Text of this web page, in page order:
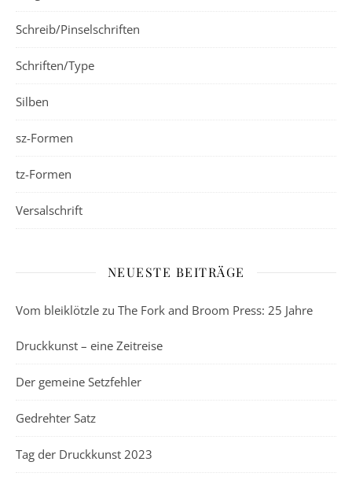
Schreib/Pinselschriften
Schriften/Type
Silben
sz-Formen
tz-Formen
Versalschrift
NEUESTE BEITRÄGE
Vom bleiklötzle zu The Fork and Broom Press: 25 Jahre
Druckkunst – eine Zeitreise
Der gemeine Setzfehler
Gedrehter Satz
Tag der Druckkunst 2023